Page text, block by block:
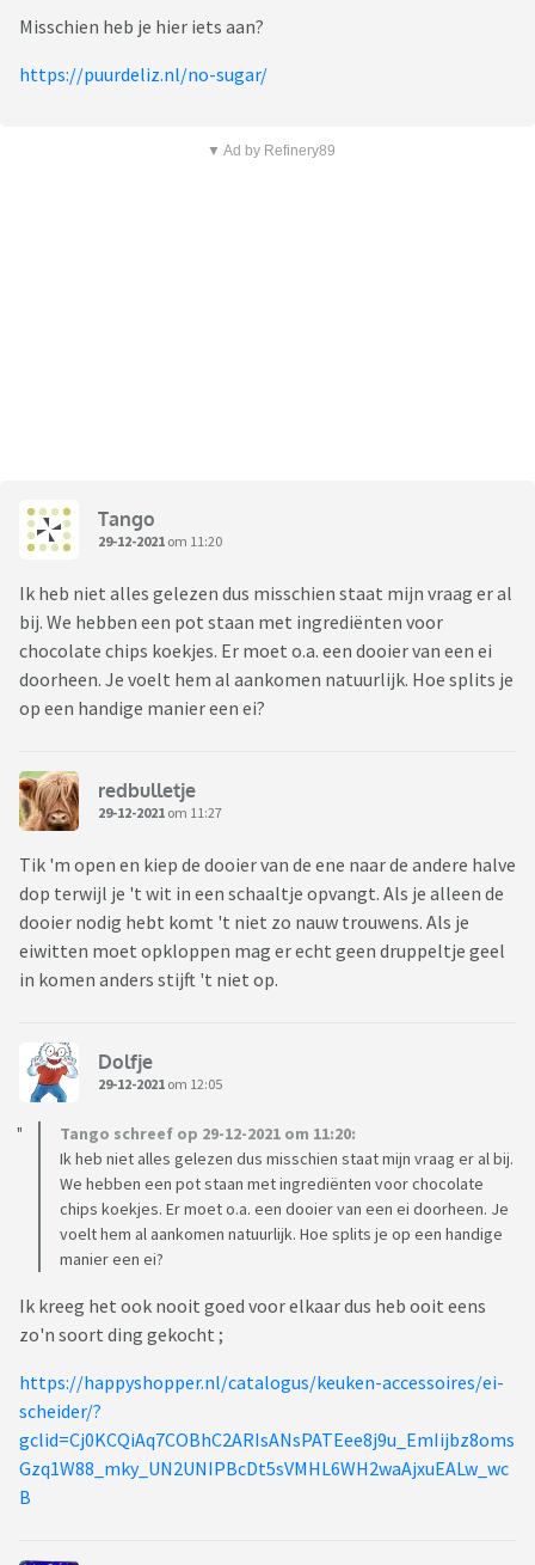
Misschien heb je hier iets aan?
https://puurdeliz.nl/no-sugar/
▼ Ad by Refinery89
Tango
29-12-2021 om 11:20
Ik heb niet alles gelezen dus misschien staat mijn vraag er al
bij. We hebben een pot staan met ingrediënten voor
chocolate chips koekjes. Er moet o.a. een dooier van een ei
doorheen. Je voelt hem al aankomen natuurlijk. Hoe splits je
op een handige manier een ei?
redbulletje
29-12-2021 om 11:27
Tik 'm open en kiep de dooier van de ene naar de andere halve
dop terwijl je 't wit in een schaaltje opvangt. Als je alleen de
dooier nodig hebt komt 't niet zo nauw trouwens. Als je
eiwitten moet opkloppen mag er echt geen druppeltje geel
in komen anders stijft 't niet op.
Dolfje
29-12-2021 om 12:05
Tango schreef op 29-12-2021 om 11:20:
Ik heb niet alles gelezen dus misschien staat mijn vraag er al bij.
We hebben een pot staan met ingrediënten voor chocolate
chips koekjes. Er moet o.a. een dooier van een ei doorheen. Je
voelt hem al aankomen natuurlijk. Hoe splits je op een handige
manier een ei?
Ik kreeg het ook nooit goed voor elkaar dus heb ooit eens
zo'n soort ding gekocht ;
https://happyshopper.nl/catalogus/keuken-accessoires/ei-
scheider/?
gclid=Cj0KCQiAq7COBhC2ARIsANsPATEee8j9u_EmIijbz8oms
Gzq1W88_mky_UN2UNIPBcDt5sVMHL6WH2waAjxuEALw_wc
B